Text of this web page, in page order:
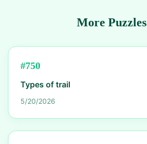
More Puzzles
#750
Types of trail
5/20/2026